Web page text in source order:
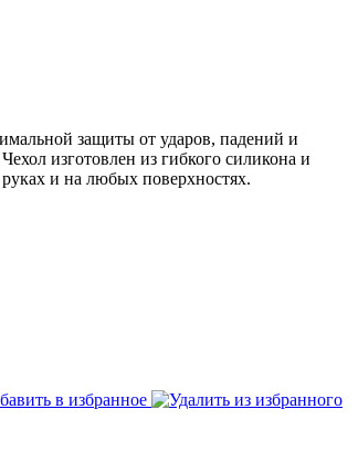
защиты от ударов, падений и
изготовлен из гибкого силикона и
и на любых поверхностях.